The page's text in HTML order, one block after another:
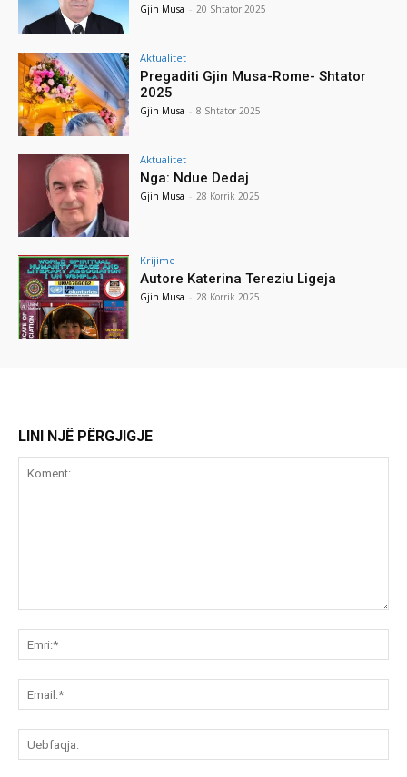
Gjin Musa - 20 Shtator 2025
Aktualitet
Pregaditi Gjin Musa-Rome- Shtator
2025
Gjin Musa - 8 Shtator 2025
Aktualitet
Nga: Ndue Dedaj
Gjin Musa - 28 Korrik 2025
Krijime
Autore Katerina Tereziu Ligeja
Gjin Musa - 28 Korrik 2025
LINI NJË PËRGJIGJE